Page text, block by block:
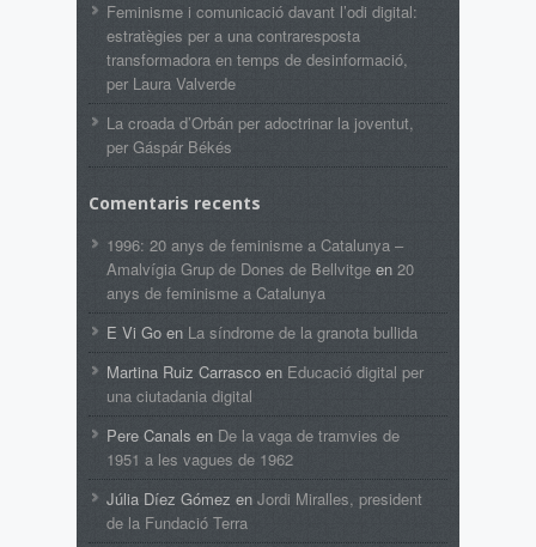
Feminisme i comunicació davant l’odi digital:
estratègies per a una contraresposta
transformadora en temps de desinformació,
per Laura Valverde
La croada d’Orbán per adoctrinar la joventut,
per Gáspár Békés
Comentaris recents
1996: 20 anys de feminisme a Catalunya –
Amalvígia Grup de Dones de Bellvitge en 20
anys de feminisme a Catalunya
E Vi Go en La síndrome de la granota bullida
Martina Ruiz Carrasco en Educació digital per
una ciutadania digital
Pere Canals en De la vaga de tramvies de
1951 a les vagues de 1962
Júlia Díez Gómez en Jordi Miralles, president
de la Fundació Terra